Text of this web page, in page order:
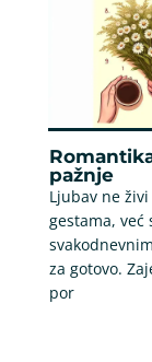
pažnje
Ljubav ne
gestama, već
za gotovo.
por